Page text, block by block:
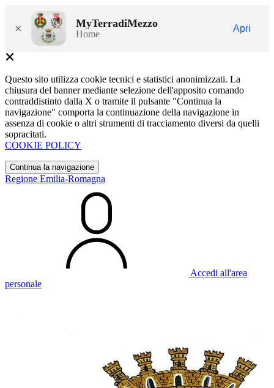
× MyTerradiMezzo
Home
Apri
Questo sito utilizza cookie tecnici e statistici anonimizzati. La
chiusura del banner mediante selezione dell'apposito comando
contraddistinto dalla X o tramite il pulsante "Continua la
navigazione" comporta la continuazione della navigazione in
assenza di cookie o altri strumenti di tracciamento diversi da quelli
sopracitati.
COOKIE POLICY
Continua la navigazione
Regione Emilia-Romagna
Accedi all'area
personale